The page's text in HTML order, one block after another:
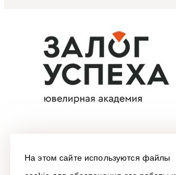
На этом сайте используются файлы